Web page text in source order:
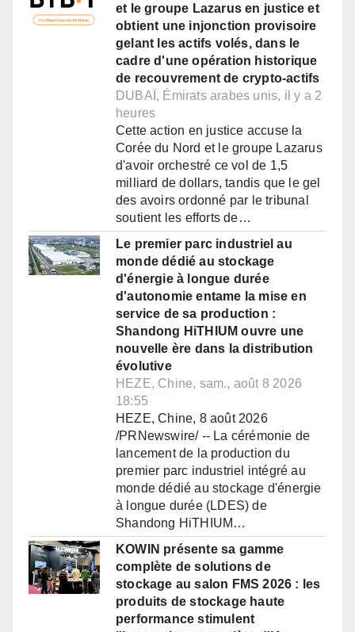
et le groupe Lazarus en justice et
obtient une injonction provisoire
gelant les actifs volés, dans le
cadre d'une opération historique
de recouvrement de crypto-actifs
DUBAÏ, Émirats arabes unis, il y a 2
heures
Cette action en justice accuse la
Corée du Nord et le groupe Lazarus
d'avoir orchestré ce vol de 1,5
milliard de dollars, tandis que le gel
des avoirs ordonné par le tribunal
soutient les efforts de…
Le premier parc industriel au
monde dédié au stockage
d'énergie à longue durée
d'autonomie entame la mise en
service de sa production :
Shandong HiTHIUM ouvre une
nouvelle ère dans la distribution
évolutive
HEZE, Chine, sam., août 8 2026
18:55
HEZE, Chine, 8 août 2026
/PRNewswire/ -- La cérémonie de
lancement de la production du
premier parc industriel intégré au
monde dédié au stockage d'énergie
à longue durée (LDES) de
Shandong HiTHIUM…
KOWIN présente sa gamme
complète de solutions de
stockage au salon FMS 2026 : les
produits de stockage haute
performance stimulent